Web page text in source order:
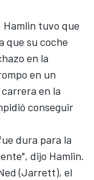
tuvo que
que su coche
en la
en un
en la
conseguir
dura para la
dijo Hamlin.
(Jarrett), el